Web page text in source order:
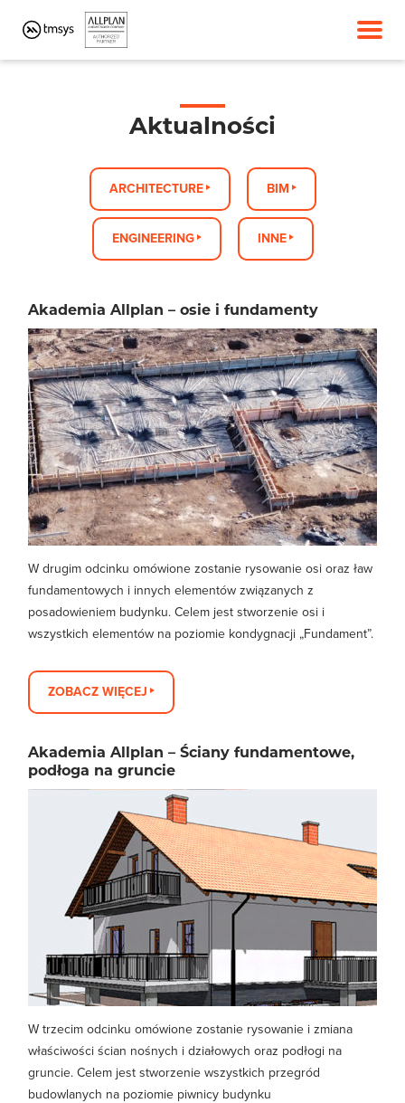
Aktualności
ARCHITECTURE BIM
ENGINEERING INNE
Akademia Allplan – osie i fundamenty
W drugim odcinku omówione zostanie rysowanie osi oraz ław
fundamentowych i innych elementów związanych z
posadowieniem budynku. Celem jest stworzenie osi i
wszystkich elementów na poziomie kondygnacji „Fundament”.
ZOBACZ WIĘCEJ
Akademia Allplan – Ściany fundamentowe,
podłoga na gruncie
W trzecim odcinku omówione zostanie rysowanie i zmiana
właściwości ścian nośnych i działowych oraz podłogi na
gruncie. Celem jest stworzenie wszystkich przegród
budowlanych na poziomie piwnicy budynku